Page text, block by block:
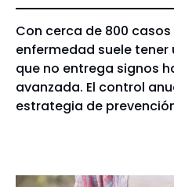
Con cerca de 800
enfermedad suele
que no entrega signos
avanzada. El control
estrategia de